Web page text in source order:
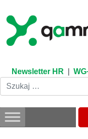
content
Newsletter HR